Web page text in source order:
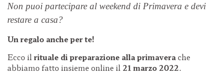
Non puoi partecipare al weekend di Primavera e devi
restare a casa?
Un regalo anche per te!
Ecco il rituale di preparazione alla primaverache
abbiamo fatto insieme online il 21 marzo 2022.